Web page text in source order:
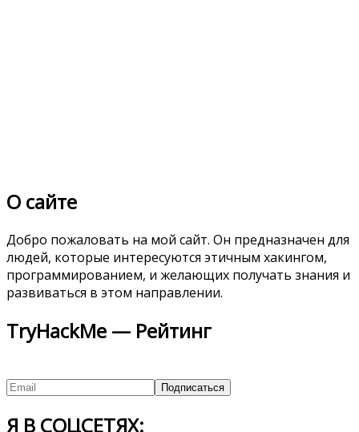
О сайте
Добро пожаловать на мой сайт. Он предназначен для
людей, которые интересуются этичным хакингом,
программированием, и желающих получать знания и
развиваться в этом направлении.
TryHackMe — Рейтинг
Я В СОЦСЕТЯХ: